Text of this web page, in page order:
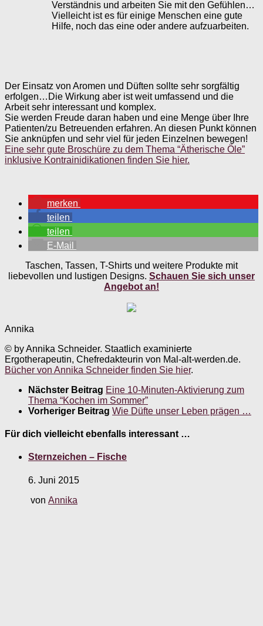
Verständnis und arbeiten Sie mit den Gefühlen…
Vielleicht ist es für einige Menschen eine gute
Hilfe, noch das eine oder andere aufzuarbeiten.
Der Einsatz von Aromen und Düften sollte sehr sorgfältig
erfolgen…Die Wirkung aber ist weit umfassend und die
Arbeit sehr interessant und komplex.
Sie werden Freude daran haben und eine Menge über Ihre
Patienten/zu Betreuenden erfahren. An diesen Punkt können
Sie anknüpfen und sehr viel für jeden Einzelnen bewegen!
Eine sehr gute Broschüre zu dem Thema “Ätherische Öle”
inklusive Kontrainidikationen finden Sie hier.
merken
teilen
teilen
E-Mail
Taschen, Tassen, T-Shirts und weitere Produkte mit
liebevollen und lustigen Designs. Schauen Sie sich unser
Angebot an!
Annika
© by Annika Schneider. Staatlich examinierte
Ergotherapeutin, Chefredakteurin von Mal-alt-werden.de.
Bücher von Annika Schneider finden Sie hier.
Nächster Beitrag Eine 10-Minuten-Aktivierung zum
Thema “Kochen im Sommer”
Vorheriger Beitrag Wie Düfte unser Leben prägen …
Für dich vielleicht ebenfalls interessant …
Sternzeichen – Fische
6. Juni 2015
von Annika